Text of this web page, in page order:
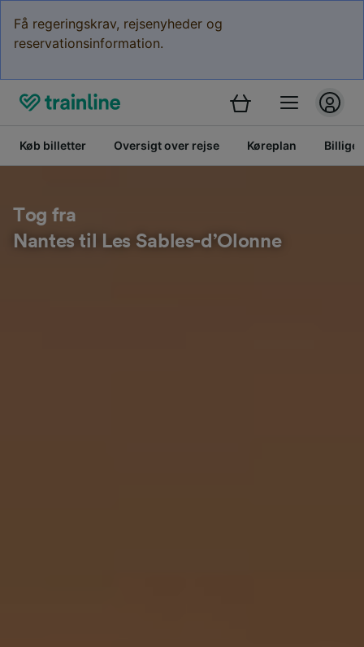
Få regeringskrav, rejsenyheder og
reservationsinformation.
Køb billetter Oversigt over rejse Køreplan Billige
Tog fra
Nantes til Les Sables-d’Olonne